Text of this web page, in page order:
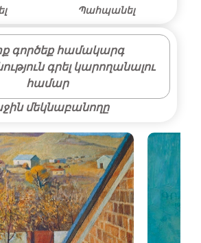
Պահպանել
գործեք համակարգ
գրել կարողանալու
համար
մեկնաբանողը